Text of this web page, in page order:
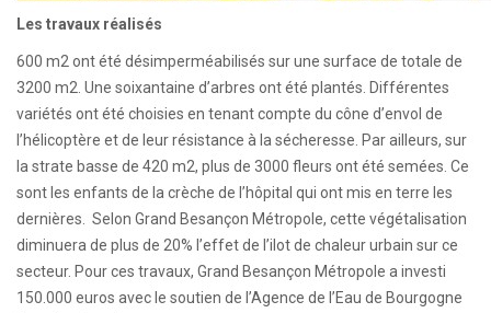
Les travaux réalisés
600 m2 ont été désimperméabilisés sur une surface de totale de
3200 m2. Une soixantaine d’arbres ont été plantés. Différentes
variétés ont été choisies en tenant compte du cône d’envol de
l’hélicoptère et de leur résistance à la sécheresse. Par ailleurs, sur
la strate basse de 420 m2, plus de 3000 fleurs ont été semées. Ce
sont les enfants de la crèche de l’hôpital qui ont mis en terre les
dernières. Selon Grand Besançon Métropole, cette végétalisation
diminuera de plus de 20% l’effet de l’ilot de chaleur urbain sur ce
secteur. Pour ces travaux, Grand Besançon Métropole a investi
150.000 euros avec le soutien de l’Agence de l’Eau de Bourgogne